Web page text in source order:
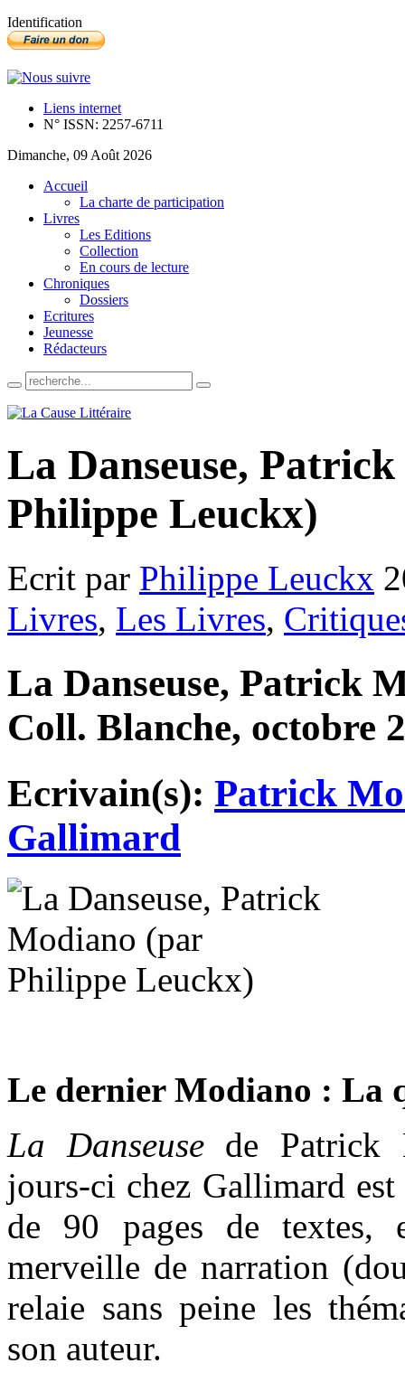
Identification
Liens internet
N° ISSN: 2257-6711
Dimanche, 09 Août 2026
Accueil
La charte de participation
Livres
Les Editions
Collection
En cours de lecture
Chroniques
Dossiers
Ecritures
Jeunesse
Rédacteurs
La Danseuse,
Philippe Leuckx)
Ecrit par Philippe Leuckx
Livres, Les Livres,
La Danseuse, Patrick
Coll. Blanche, octobre
Ecrivain(s): Patrick
Gallimard
Le dernier Modiano : La
La Danseusede Patrick
jours-ci chez Gallimard
de 90 pages de textes,
merveille de narration
relaie sans peine les
son auteur.